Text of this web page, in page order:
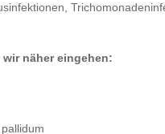
näher eingehen: